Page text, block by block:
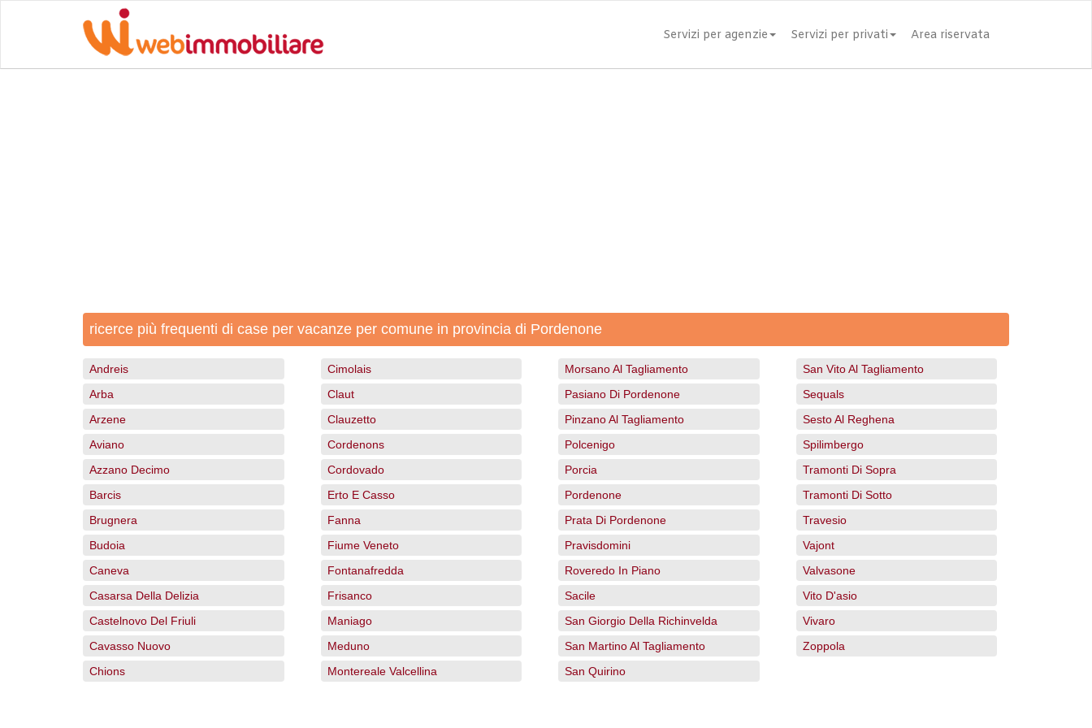
Servizi per agenzie Servizi per privati Area riservata
ricerce più frequenti di case per vacanze per comune in provincia di Pordenone
Andreis
Arba
Arzene
Aviano
Azzano Decimo
Barcis
Brugnera
Budoia
Caneva
Casarsa Della Delizia
Castelnovo Del Friuli
Cavasso Nuovo
Chions
Cimolais
Claut
Clauzetto
Cordenons
Cordovado
Erto E Casso
Fanna
Fiume Veneto
Fontanafredda
Frisanco
Maniago
Meduno
Montereale Valcellina
Morsano Al Tagliamento
Pasiano Di Pordenone
Pinzano Al Tagliamento
Polcenigo
Porcia
Pordenone
Prata Di Pordenone
Pravisdomini
Roveredo In Piano
Sacile
San Giorgio Della Richinvelda
San Martino Al Tagliamento
San Quirino
San Vito Al Tagliamento
Sequals
Sesto Al Reghena
Spilimbergo
Tramonti Di Sopra
Tramonti Di Sotto
Travesio
Vajont
Valvasone
Vito D'asio
Vivaro
Zoppola